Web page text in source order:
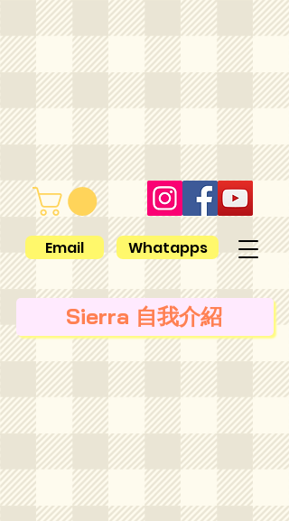
Email Whatapps
Sierra 自我介紹